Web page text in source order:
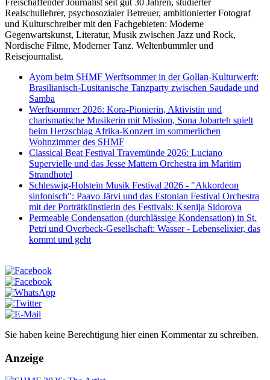
Realschullehrer, psychosozialer Betreuer, ambitionierter Fotograf
und Kulturschreiber mit den Fachgebieten: Moderne
Gegenwartskunst, Literatur, Musik zwischen Jazz und Rock,
Nordische Filme, Moderner Tanz. Weltenbummler und
Reisejournalist.
Ayom beim SHMF Werftsommer in der Gollan-Kulturwerft:
Brasilianisch-Lusitanische Tanzparty zwischen Saudade und
Samba
Werftsommer 2026: Kora-Pionierin, Aktivistin und
charismatische Musikerin mit Mission, Sona Jobarteh spielt
beim Herzschlag Afrika-Konzert im sommerlichen
Wohnzimmer des SHMF
Classical Beat Festival Travemünde 2026: Luciano
Supervielle und das Jesse Mattern Orchestra im Maritim
Strandhotel
Schleswig-Holstein Musik Festival 2026 - "Akkordeon
sinfonisch": Paavo Järvi und das Estonian Festival Orchestra
mit der Porträtkünstlerin des Festivals: Ksenija Sidorova
Permeable Condensation (durchlässige Kondensation) in St.
Petri und Overbeck-Gesellschaft: Wasser - Lebenselixier, das
kommt und geht
Sie haben keine Berechtigung hier einen Kommentar zu schreiben.
Anzeige